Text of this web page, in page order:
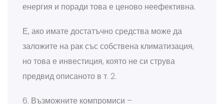
енергия и поради това е ценово неефективна.
Е, ако имате достатъчно средства може да
заложите на рак със собствена климатизация,
но това е инвестиция, която не си струва
предвид описаното в т. 2.
6. Възможните компромиси –